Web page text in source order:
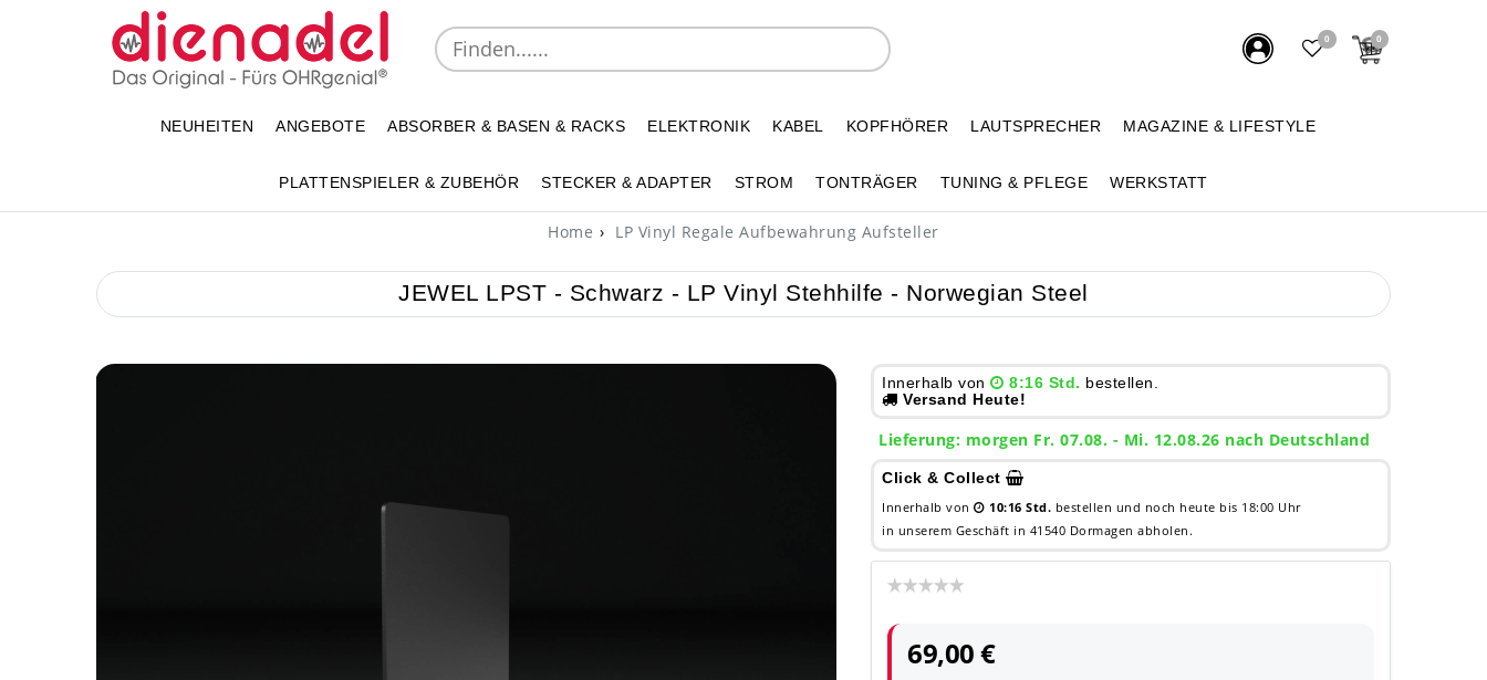
0 0
NEUHEITEN ANGEBOTE ABSORBER & BASEN & RACKS ELEKTRONIK KABEL KOPFHÖRER LAUTSPRECHER MAGAZINE & LIFESTYLE
PLATTENSPIELER & ZUBEHÖR STECKER & ADAPTER STROM TONTRÄGER TUNING & PFLEGE WERKSTATT
Home LP Vinyl Regale Aufbewahrung Aufsteller
JEWEL LPST - Schwarz - LP Vinyl Stehhilfe - Norwegian Steel
Innerhalb von 8:16 Std. bestellen.
Versand Heute!
Lieferung: morgen Fr. 07.08. - Mi. 12.08.26 nach Deutschland
Click & Collect
Innerhalb von 10:16 Std. bestellen und noch heute bis 18:00 Uhr
in unserem Geschäft in 41540 Dormagen abholen.
69,00 €